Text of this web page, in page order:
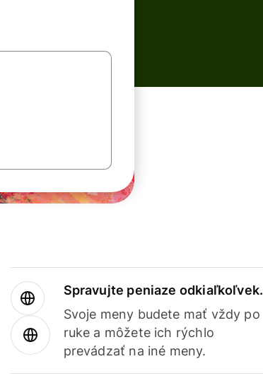
Spravujte peniaze odkiaľkoľvek.
Svoje meny budete mať vždy po
ruke a môžete ich rýchlo
prevádzať na iné meny.